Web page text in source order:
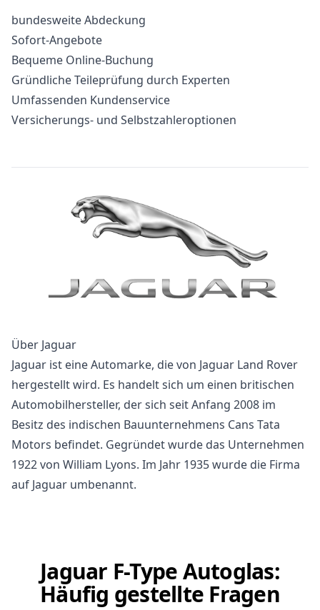
bundesweite Abdeckung
Sofort-Angebote
Bequeme Online-Buchung
Gründliche Teileprüfung durch Experten
Umfassenden Kundenservice
Versicherungs- und Selbstzahleroptionen
Über Jaguar
Jaguar ist eine Automarke, die von Jaguar Land Rover
hergestellt wird. Es handelt sich um einen britischen
Automobilhersteller, der sich seit Anfang 2008 im
Besitz des indischen Bauunternehmens Cans Tata
Motors befindet. Gegründet wurde das Unternehmen
1922 von William Lyons. Im Jahr 1935 wurde die Firma
auf Jaguar umbenannt.
Jaguar F-Type Autoglas:
Häufig gestellte Fragen